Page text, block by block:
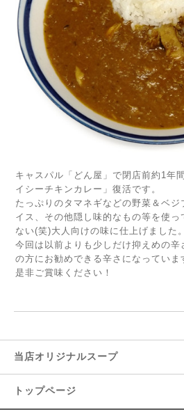
キャスパル「どん屋」で閉店前約1年
イシーチキンカレー」復活です。
たっぷりのタマネギなどの野菜＆ベ
イス、その他隠し味的なもの等を使っ
ない(笑)大人向けの味に仕上げました。
今回は以前よりも少しだけ抑えめの辛
の方にお勧めできる辛さになっていま
是非ご賞味ください！
当店オリジナルスープ
トップページ